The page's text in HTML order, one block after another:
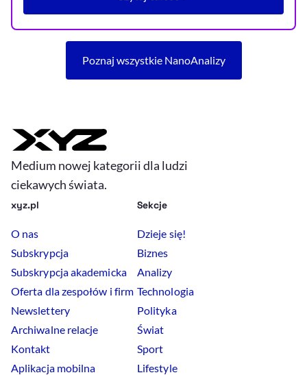
artykułu Rekordowo niska luka
Poznaj wszystkie NanoAnalizy
Medium nowej kategorii dla ludzi
ciekawych świata.
xyz.pl
O nas
Subskrypcja
Subskrypcja akademicka
Oferta dla zespołów i firm
Newslettery
Archiwalne relacje
Kontakt
Aplikacja mobilna
Sekcje
Dzieje się!
Biznes
Analizy
Technologia
Polityka
Świat
Sport
Lifestyle